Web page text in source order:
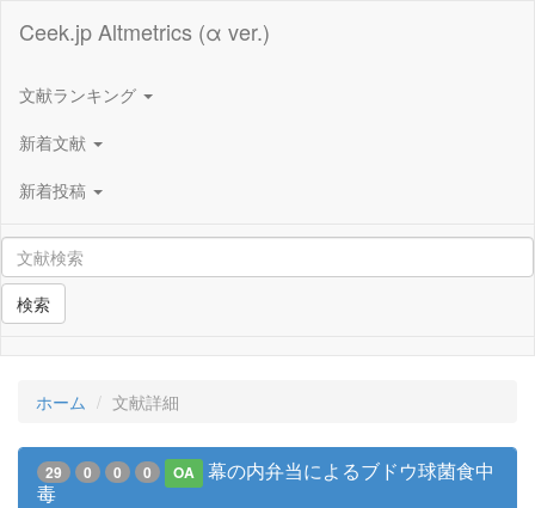
Ceek.jp Altmetrics (α ver.)
文献ランキング
新着文献
新着投稿
検索
ホーム 文献詳細
29 0 0 0 OA
幕の内弁当によるブドウ球菌食中
毒